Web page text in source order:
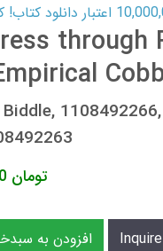
through
تومان
افزودن به